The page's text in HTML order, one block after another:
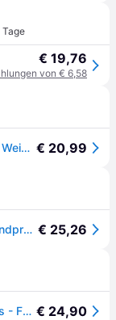
Tage
€ 19,76
von € 6,58
Gripgrab Pacr Windproof Road Toe Covers Weiß,Schwarz EU 42-43 € 20,99
GripGrab, Unisex, Schuhüberzug, PACR Windproof Toe Covers (42, 43), Schwarz € 25,26
GripGrab PACR Windproof Road Toe Covers - Fahrrad Überschuhe Black 42 - 43 € 24,90